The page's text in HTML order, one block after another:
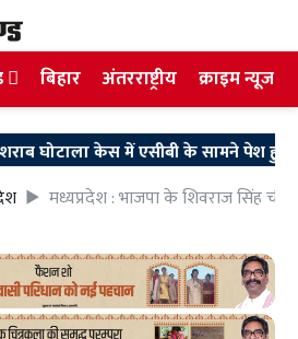
बिहार अंतरराष्ट्रीय क्राइम न्यूज
घोटाला केस में एसीबी के सामने पेश हुए अरुण
मध्यप्रदेश : भाजपा के शिवराज सिंह